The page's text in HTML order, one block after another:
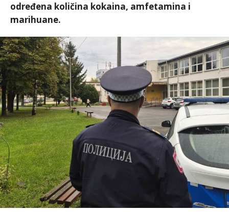
određena količina kokaina, amfetamina i
marihuane.